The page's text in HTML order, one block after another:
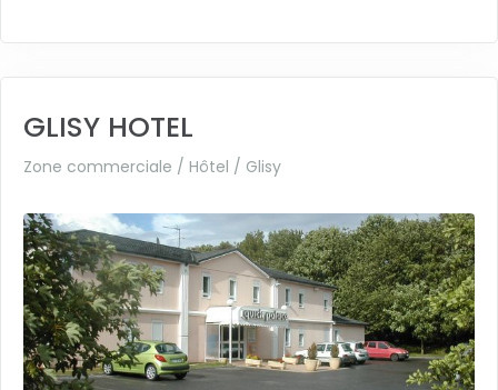
GLISY HOTEL
Zone commerciale / Hôtel / Glisy